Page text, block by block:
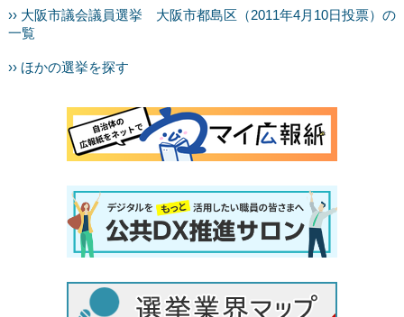
›› 大阪市議会議員選挙 大阪市都島区（2011年4月10日投票）の
一覧
›› ほかの選挙を探す